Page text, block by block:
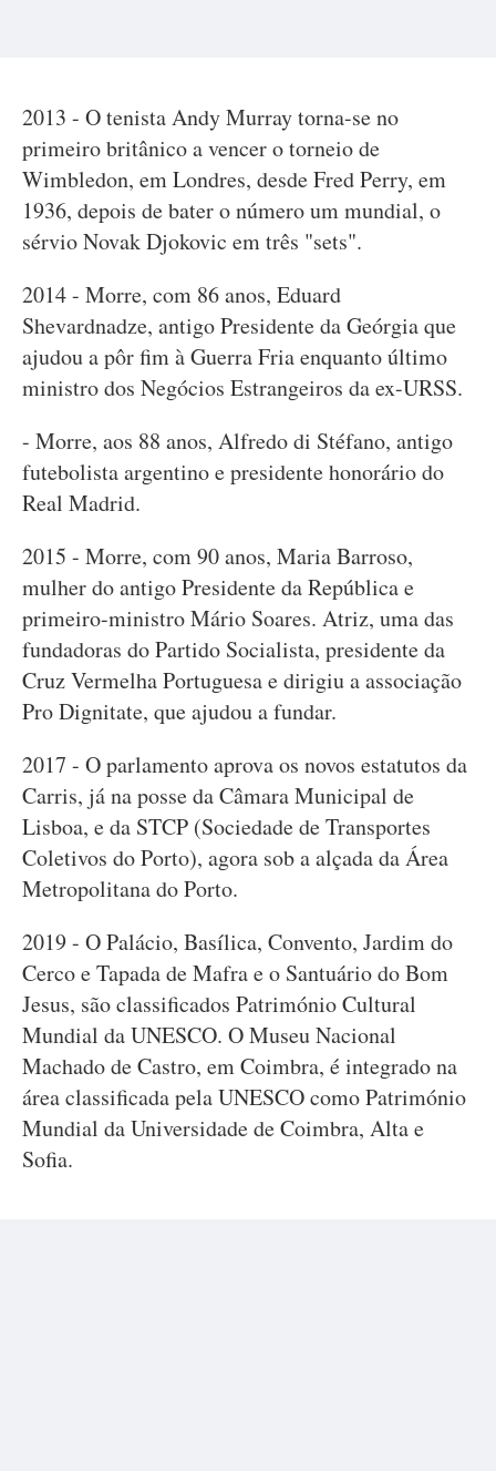
2013 - O tenista Andy Murray torna-se no
primeiro britânico a vencer o torneio de
Wimbledon, em Londres, desde Fred Perry, em
1936, depois de bater o número um mundial, o
sérvio Novak Djokovic em três "sets".
2014 - Morre, com 86 anos, Eduard
Shevardnadze, antigo Presidente da Geórgia que
ajudou a pôr fim à Guerra Fria enquanto último
ministro dos Negócios Estrangeiros da ex-URSS.
- Morre, aos 88 anos, Alfredo di Stéfano, antigo
futebolista argentino e presidente honorário do
Real Madrid.
2015 - Morre, com 90 anos, Maria Barroso,
mulher do antigo Presidente da República e
primeiro-ministro Mário Soares. Atriz, uma das
fundadoras do Partido Socialista, presidente da
Cruz Vermelha Portuguesa e dirigiu a associação
Pro Dignitate, que ajudou a fundar.
2017 - O parlamento aprova os novos estatutos da
Carris, já na posse da Câmara Municipal de
Lisboa, e da STCP (Sociedade de Transportes
Coletivos do Porto), agora sob a alçada da Área
Metropolitana do Porto.
2019 - O Palácio, Basílica, Convento, Jardim do
Cerco e Tapada de Mafra e o Santuário do Bom
Jesus, são classificados Património Cultural
Mundial da UNESCO. O Museu Nacional
Machado de Castro, em Coimbra, é integrado na
área classificada pela UNESCO como Património
Mundial da Universidade de Coimbra, Alta e
Sofia.